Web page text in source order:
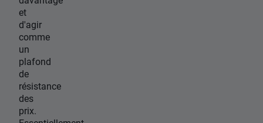
et
d'agir
comme
un
plafond
de
résistance
des
prix.